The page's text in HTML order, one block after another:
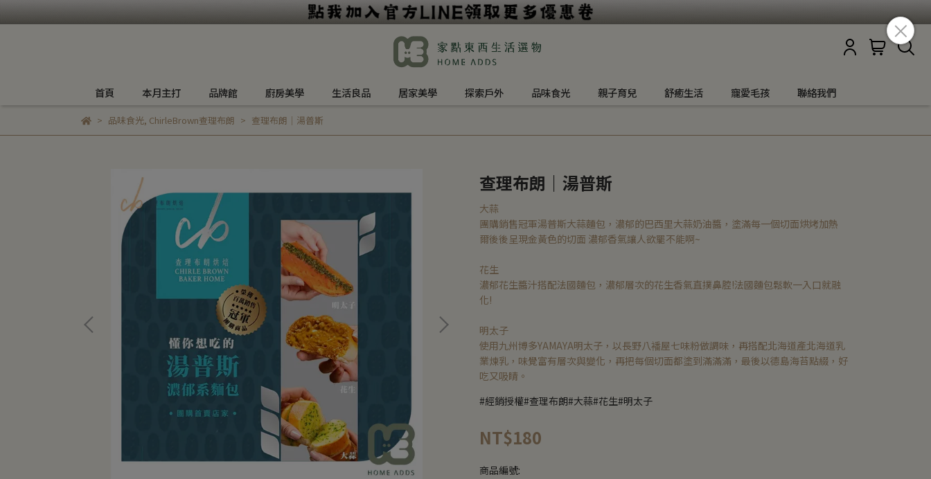
首頁 本月主打 品牌館 廚房美學 生活良品 居家美學 探索戶外 品味食光 親子育兒 舒癒生活 寵愛毛孩 聯絡我們
品味食光, ChirleBrown查理布朗 查理布朗｜湯普斯
查理布朗｜湯普斯
大蒜
團購銷售冠軍湯普斯大蒜麵包，濃郁的巴西里大蒜奶油醬，塗滿每一個切面烘烤加熱
爾後後呈現金黃色的切面 濃郁香氣讓人欲罷不能啊~
花生
濃郁花生醬汁搭配法國麵包，濃郁層次的花生香氣直撲鼻腔!法國麵包鬆軟一入口就融
化!
明太子
使用九州博多YAMAYA明太子，以長野八襎屋七味粉做調味，再搭配北海道產北海道乳
業煉乳，味覺富有層次與變化，再把每個切面都塗到滿滿滿，最後以德島海苔點綴，好
吃又吸睛。
#經銷授權#查理布朗#大蒜#花生#明太子
NT$180
商品編號: